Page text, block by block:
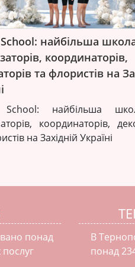
найбільша
координаторів,
та флористів на
School: найбільша
координаторів,
на Західній Україні
понад
послуг
В
понад